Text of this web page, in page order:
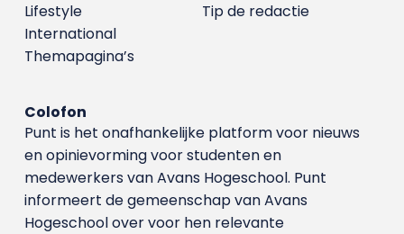
Tip de redactie
Lifestyle
International
Themapagina’s
Colofon
Punt is het onafhankelijke platform voor nieuws
en opinievorming voor studenten en
medewerkers van Avans Hoge­school. Punt
informeert de gemeenschap van Avans
Hogeschool over voor hen relevante